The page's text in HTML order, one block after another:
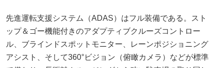
先進運転支援システム（ADAS）はフル装備である。スト
ップ＆ゴー機能付きのアダプティブクルーズコントロー
ル、ブラインドスポットモニター、レーンポジショニング
アシスト、そして360°ビジョン（俯瞰カメラ）などが標準